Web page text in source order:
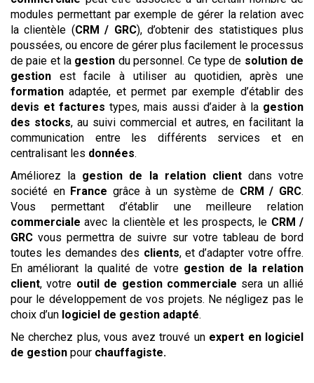
modules permettant par exemple de gérer la relation avec
la clientèle (CRM / GRC), d’obtenir des statistiques plus
poussées, ou encore de gérer plus facilement le processus
de paie et la gestion du personnel. Ce type de solution de
gestion est facile à utiliser au quotidien, après une
formation adaptée, et permet par exemple d’établir des
devis et factures types, mais aussi d’aider à la gestion
des stocks, au suivi commercial et autres, en facilitant la
communication entre les différents services et en
centralisant les données.
Améliorez la gestion de la relation clientdans votre
société en France grâce à un système de CRM / GRC.
Vous permettant d’établir une meilleure relation
commerciale avec la clientèle et les prospects, le CRM /
GRC vous permettra de suivre sur votre tableau de bord
toutes les demandes des clients, et d’adapter votre offre.
En améliorant la qualité de votre gestion de la relation
client, votre outil de gestion commerciale sera un allié
pour le développement de vos projets. Ne négligez pas le
choix d’un logiciel de gestion adapté.
Ne cherchez plus, vous avez trouvé un expert en logiciel
de gestion pour chauffagiste.